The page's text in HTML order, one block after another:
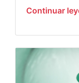
Continuar